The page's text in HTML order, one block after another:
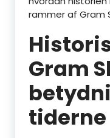
rammer af Gram
Gram
tiderne